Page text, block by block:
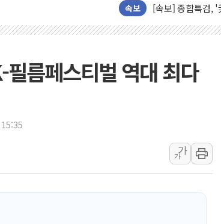
속보
AI에 승부 건 네
日, 4~6월 105조
경찰, '300억대
장동혁 "집값 올
"취약계층에 더
전국 그늘막 4만
름페스티벌 역대 최다
가
가